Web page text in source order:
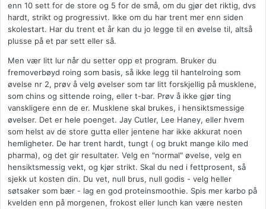
enn 10 sett for de store og 5 for de små, om du gjør det riktig, dvs
hardt, strikt og progressivt. Ikke om du har trent mer enn siden
skolestart. Har du trent et år kan du jo legge til en øvelse til, altså
plusse på et par sett eller så.
Men vær litt lur når du setter opp et program. Bruker du
fremoverbøyd roing som basis, så ikke legg til hantelroing som
øvelse nr 2, prøv å velg øvelser som tar litt forskjellig på musklene,
som chins og sittende roing, eller t-bar. Prøv å ikke gjør ting
vanskligere enn de er. Musklene skal brukes, i hensiktsmessige
øvelser. Det er hele poenget. Jay Cutler, Lee Haney, eller hvem
som helst av de store gutta eller jentene har ikke akkurat noen
hemligheter. De har trent hardt, tungt ( og brukt mange kilo med
pharma), og det gir resultater. Velg en "normal" øvelse, velg en
hensiktsmessig vekt, og kjør strikt. Skal du ned i fettprosent, så
sjekk ut kosten din. Du vet, null brus, null godis - velg heller
søtsaker som bær - lag en god proteinsmoothie. Spis mer karbo på
kvelden enn på morgenen, frokost eller lunch kan være nesten